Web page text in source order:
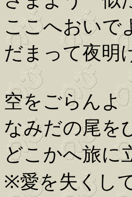
ここへおい
だまって夜
空をごらん
なみだの尾を
どこかへ旅に
※愛を失くし